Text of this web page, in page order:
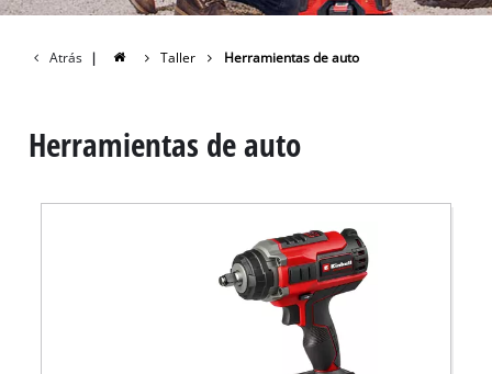
Atrás | Taller Herramientas de auto
Herramientas de auto